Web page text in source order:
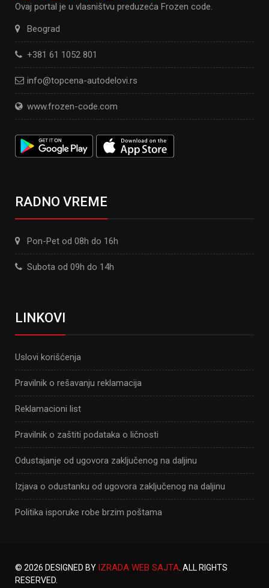
Ovaj portal je u vlasništvu preduzeća Frozen code.
Beograd
+381 61 1052 801
info@topcena-autodelovi.rs
www.frozen-code.com
RADNO VREME
Pon-Pet od 08h do 16h
Subota od 09h do 14h
LINKOVI
Uslovi korišćenja
Pravilnik o rešavanju reklamacija
Reklamacioni list
Pravilnik o zaštiti podataka o ličnosti
Odustajanje od ugovora zaključenog na daljinu
Izjava o odustanku od ugovora zaključenog na daljinu
Politika isporuke robe brzim poštama
© 2026 DESIGNED BY IZRADA WEB SAJTA. ALL RIGHTS
RESERVED.